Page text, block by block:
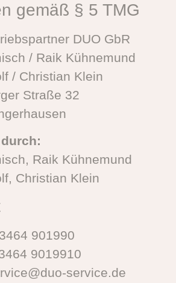
gemäß § 5 TMG
DUO GbR
/ Raik Kühnemund
/ Christian Klein
Straße 32
Raik Kühnemund
Christian Klein
901990
9019910
service.de